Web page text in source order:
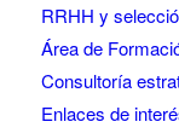
RRHH y
Área de
Consultoría
Enlaces de